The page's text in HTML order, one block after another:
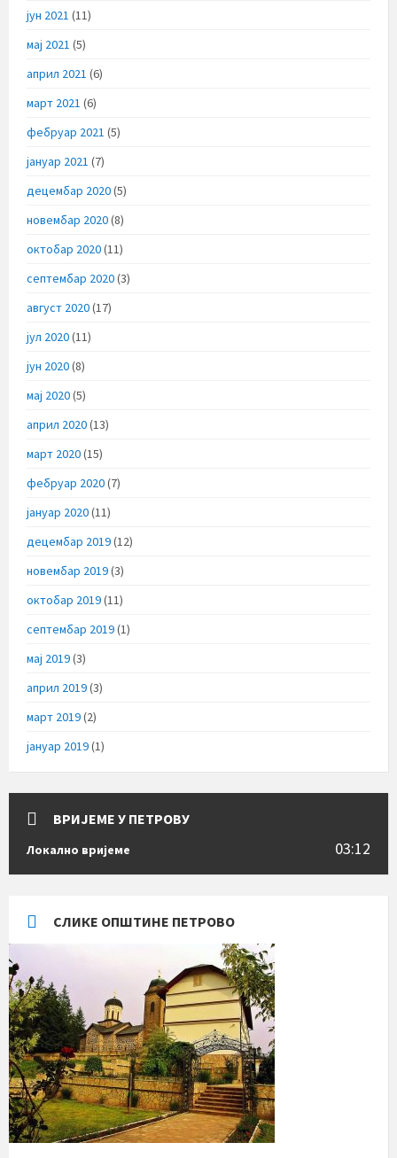
јун 2021 (11)
мај 2021 (5)
април 2021 (6)
март 2021 (6)
фебруар 2021 (5)
јануар 2021 (7)
децембар 2020(5)
новембар 2020(8)
октобар 2020(11)
септембар 2020(3)
август 2020(17)
јул 2020(11)
јун 2020(8)
мај 2020(5)
април 2020(13)
март 2020(15)
фебруар 2020(7)
јануар 2020(11)
децембар 2019(12)
новембар 2019(3)
октобар 2019(11)
септембар 2019(1)
мај 2019(3)
април 2019(3)
март 2019(2)
јануар 2019(1)
ВРИЈЕМЕ У ПЕТРОВУ
Локално вријеме 03:12
СЛИКЕ ОПШТИНЕ ПЕТРОВО